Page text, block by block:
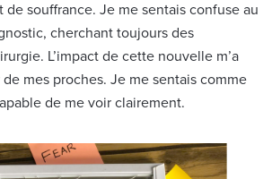
de souffrance. Je me sentais confuse au
cherchant toujours des
L’impact de cette nouvelle m’a
de mes proches. Je me sentais comme
de me voir clairement.